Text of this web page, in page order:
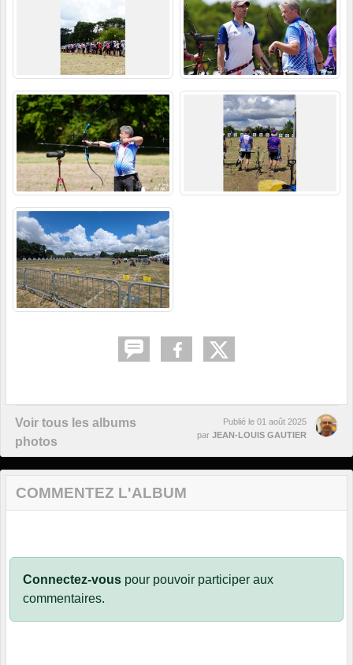
Voir tous les albums
photos
Publié le 01 août 2025
par JEAN-LOUIS GAUTIER
COMMENTEZ L'ALBUM
Connectez-vous pour pouvoir participer aux
commentaires.